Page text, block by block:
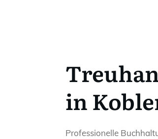
in
Professionelle